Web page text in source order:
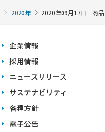
2020年 2020年09月17日 商品
企業情報
採用情報
ニュースリリース
サステナビリティ
各種方針
電子公告